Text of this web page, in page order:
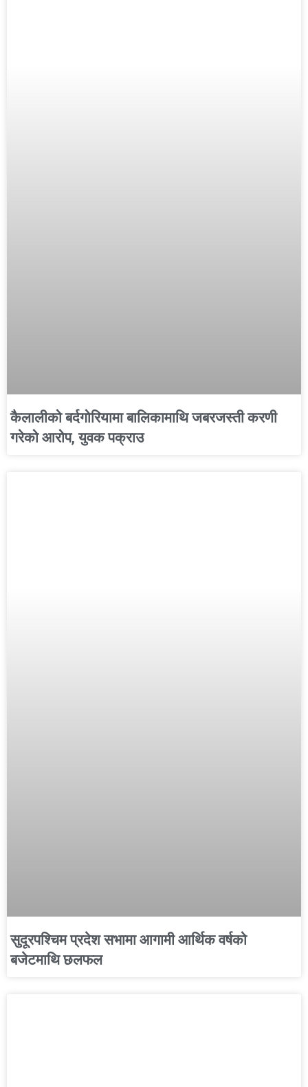
कैलालीको बर्दगोरियामा बालिकामाथि जबरजस्ती करणी
गरेको आरोप, युवक पक्राउ
सुदूरपश्चिम प्रदेश सभामा आगामी आर्थिक वर्षको
बजेटमाथि छलफल